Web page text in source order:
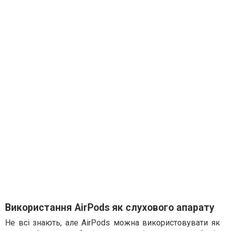
Використання AirPods як слухового апарату
Не всі знають, але AirPods можна використовувати як